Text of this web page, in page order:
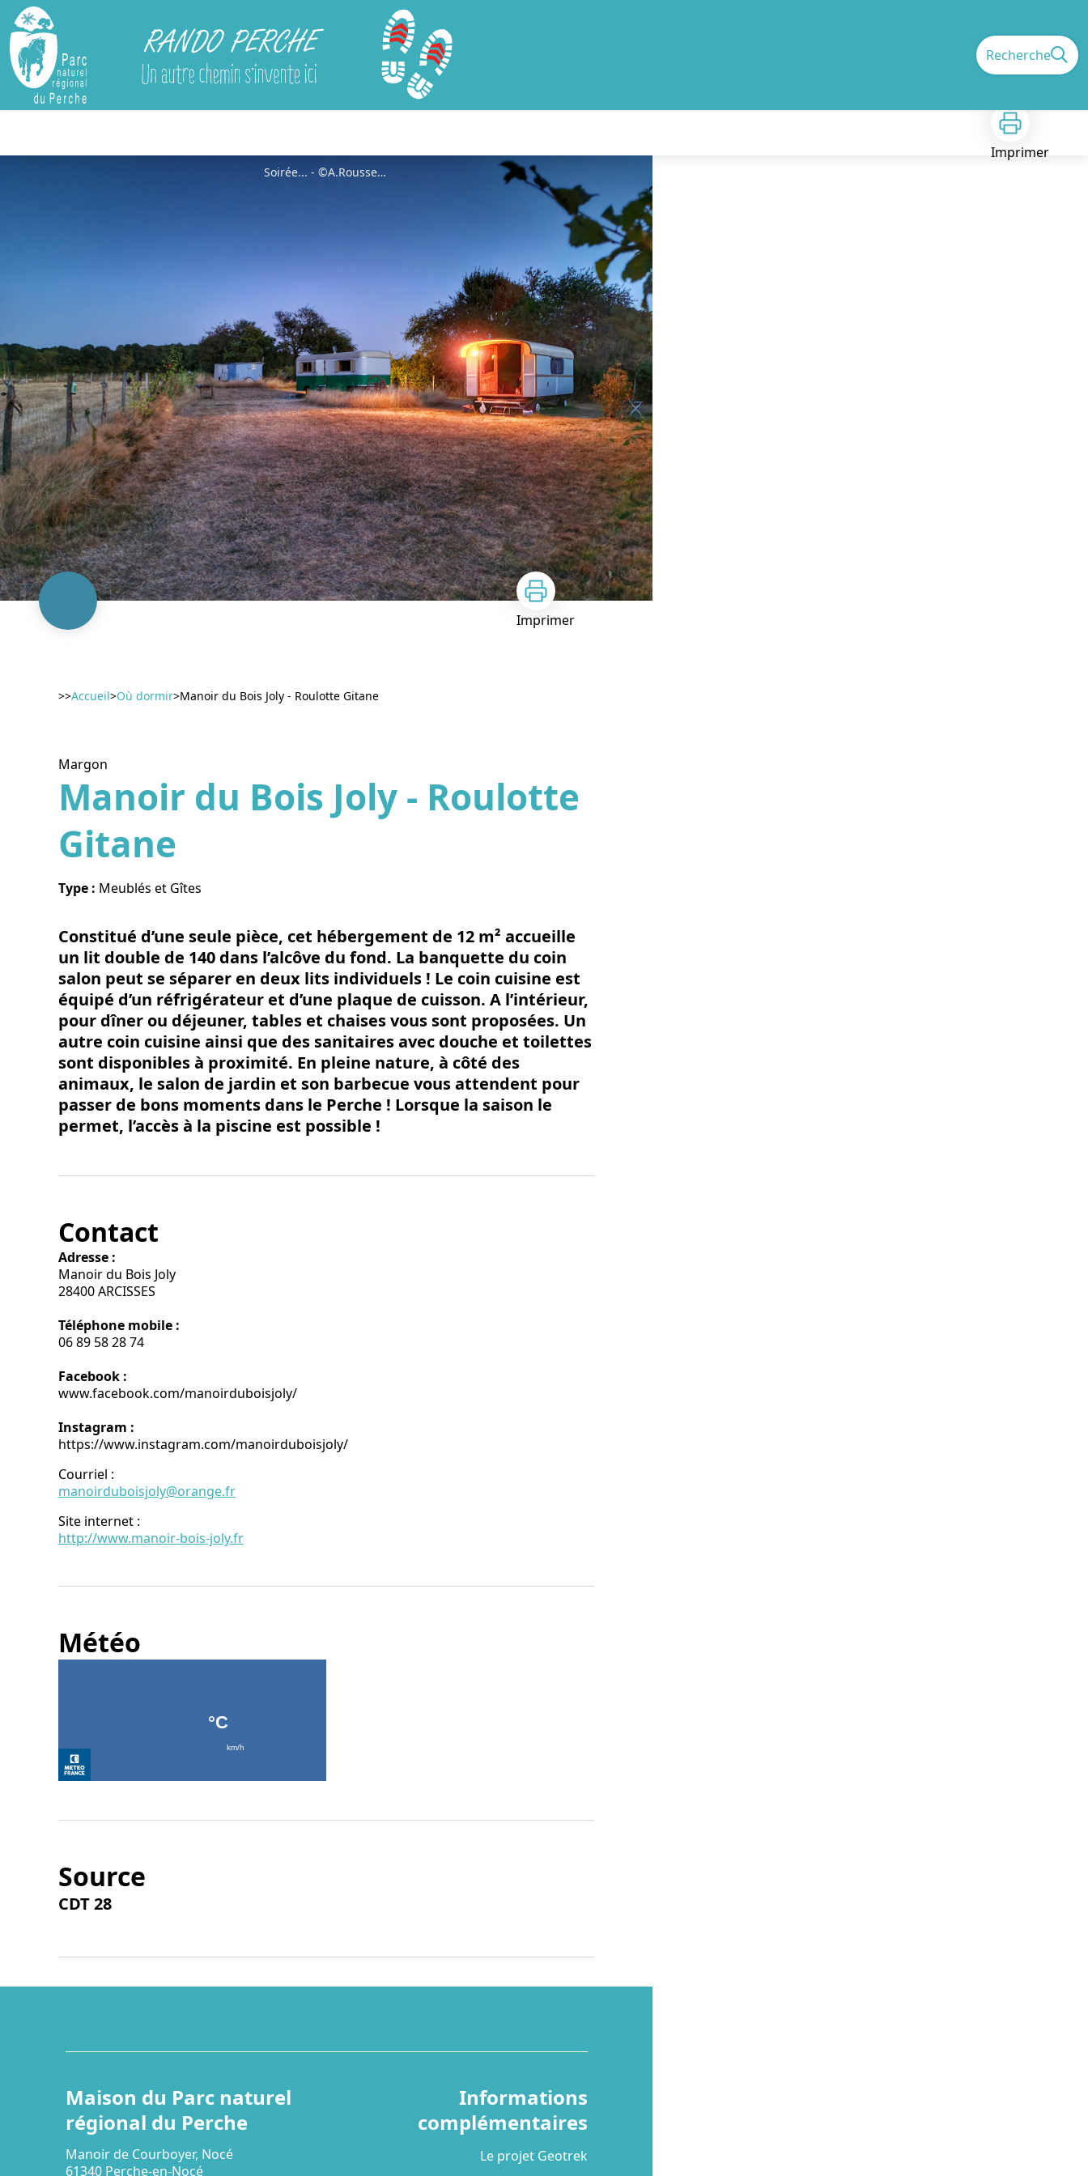
Rando Perche Recherche
Imprimer
Soirée... - ©A.Rousseau
Imprimer
>>Accueil>Où dormir>Manoir du Bois Joly - Roulotte Gitane
Margon
Manoir du Bois Joly - Roulotte
Gitane
Type : Meublés et Gîtes
Constitué d’une seule pièce, cet hébergement de 12 m² accueille
un lit double de 140 dans l’alcôve du fond. La banquette du coin
salon peut se séparer en deux lits individuels ! Le coin cuisine est
équipé d’un réfrigérateur et d’une plaque de cuisson. A l’intérieur,
pour dîner ou déjeuner, tables et chaises vous sont proposées. Un
autre coin cuisine ainsi que des sanitaires avec douche et toilettes
sont disponibles à proximité. En pleine nature, à côté des
animaux, le salon de jardin et son barbecue vous attendent pour
passer de bons moments dans le Perche ! Lorsque la saison le
permet, l’accès à la piscine est possible !
Contact
Adresse :
Manoir du Bois Joly
28400 ARCISSES
Téléphone mobile :
06 89 58 28 74
Facebook :
www.facebook.com/manoirduboisjoly/
Instagram :
https://www.instagram.com/manoirduboisjoly/
Courriel :
manoirduboisjoly@orange.fr
Site internet :
http://www.manoir-bois-joly.fr
Météo
Source
CDT 28
Maison du Parc naturel
régional du Perche
Manoir de Courboyer, Nocé
61340 Perche-en-Nocé
Informations
complémentaires
Le projet Geotrek